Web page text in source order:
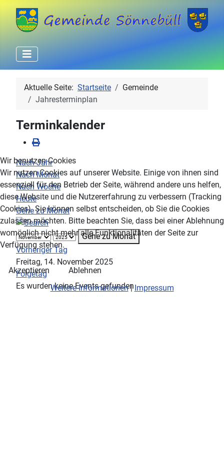
Aktuelle Seite: Startseite
Gemeinde
Jahresterminplan
Terminkalender
Nach Jahr
Nach Monat
Nach Woche
Heute
Gehe zu Monat
Gehe zu Monat
Vorheriger Tag
Freitag, 14. November 2025
Folgetag
Es wurden keine Events gefunden
Wir benutzen Cookies
Wir nutzen Cookies auf unserer Website. Einige von ihnen sind
essenziell für den Betrieb der Seite, während andere uns helfen,
diese Website und die Nutzererfahrung zu verbessern (Tracking
Cookies). Sie können selbst entscheiden, ob Sie die Cookies
zulassen möchten. Bitte beachten Sie, dass bei einer Ablehnung
womöglich nicht mehr alle Funktionalitäten der Seite zur
Verfügung stehen.
Akzeptieren
Ablehnen
Weitere Informationen|Impressum